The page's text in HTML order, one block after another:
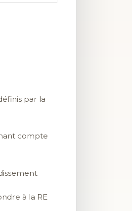
par la
compte
à la RE